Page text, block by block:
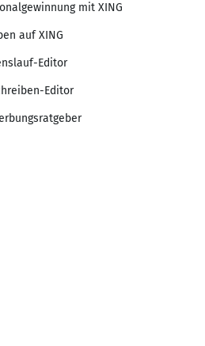
mit XING
auf XING
Editor
Editor